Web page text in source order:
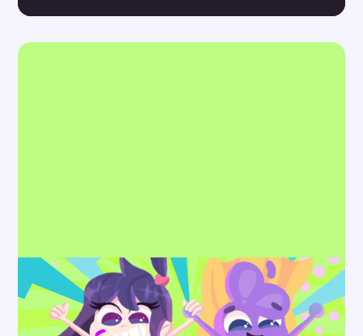
Alder6+ 8spor
Lilly Fantasia